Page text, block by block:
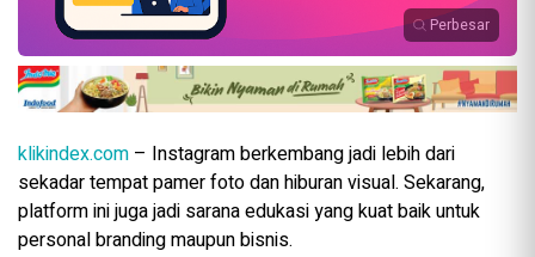
Perbesar
klikindex.com – Instagram berkembang jadi lebih dari
sekadar tempat pamer foto dan hiburan visual. Sekarang,
platform ini juga jadi sarana edukasi yang kuat baik untuk
personal branding maupun bisnis.